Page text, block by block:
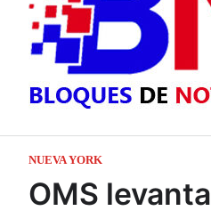
NUEVA YORK
OMS